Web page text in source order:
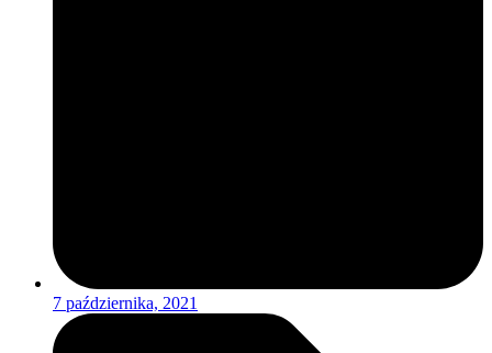
7 października, 2021